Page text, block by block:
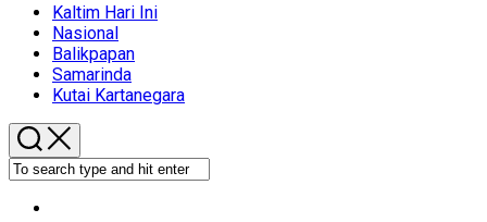
Current
Page
Parent
Kaltim Hari Ini
Nasional
Balikpapan
Samarinda
Kutai Kartanegara